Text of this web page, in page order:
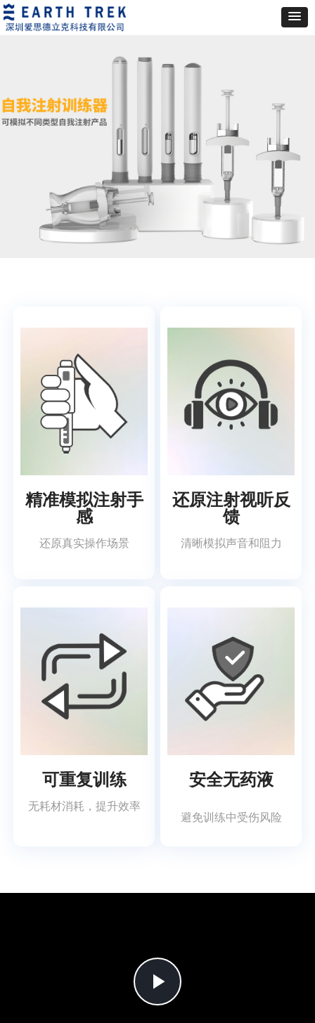
Play
精准模拟注射手
感
还原真实操作场景
还原注射视听反
馈
清晰模拟声音和阻力
可重复训练
无耗材消耗，提升效率
安全无药液
避免训练中受伤风险